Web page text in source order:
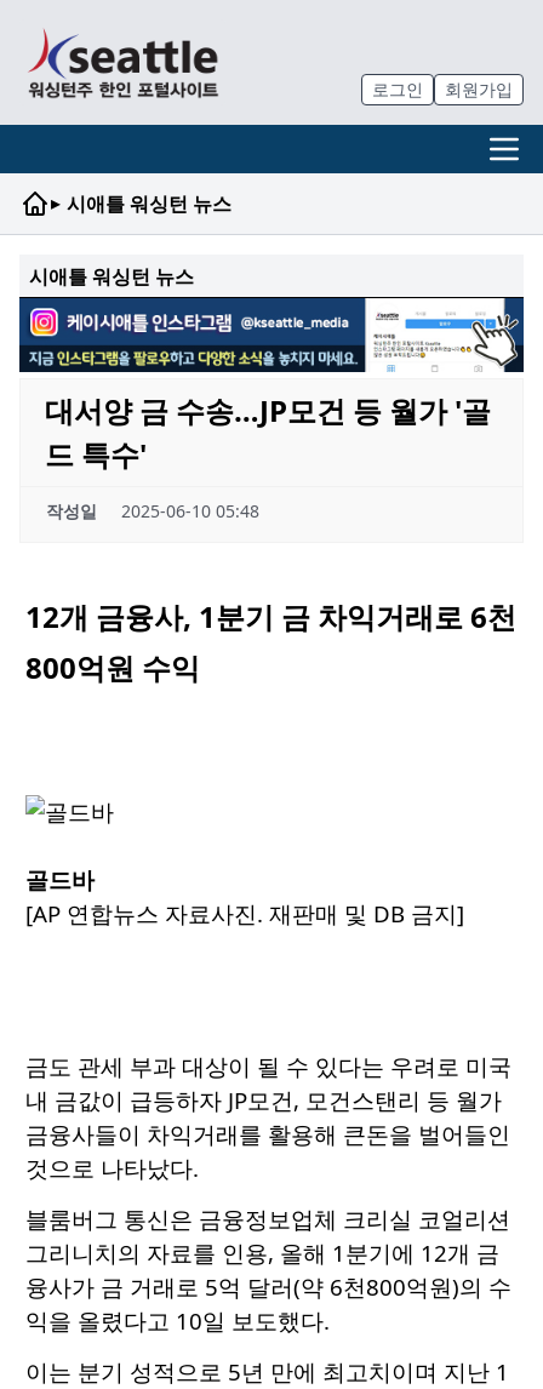
로그인 회원가입
▸ 시애틀 워싱턴 뉴스
시애틀 워싱턴 뉴스
대서양 금 수송…JP모건 등 월가 '골
드 특수'
작성일 2025-06-10 05:48
12개 금융사, 1분기 금 차익거래로 6천
800억원 수익
골드바
[AP 연합뉴스 자료사진. 재판매 및 DB 금지]
금도 관세 부과 대상이 될 수 있다는 우려로 미국
내 금값이 급등하자 JP모건, 모건스탠리 등 월가
금융사들이 차익거래를 활용해 큰돈을 벌어들인
것으로 나타났다.
블룸버그 통신은 금융정보업체 크리실 코얼리션
그리니치의 자료를 인용, 올해 1분기에 12개 금
융사가 금 거래로 5억 달러(약 6천800억원)의 수
익을 올렸다고 10일 보도했다.
이는 분기 성적으로 5년 만에 최고치이며 지난 1